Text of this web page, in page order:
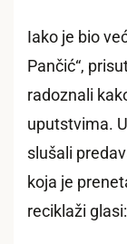
Iako je bio
Pančić“,
radoznali
uputstvima.
slušali
koja je
reciklaži glasi: